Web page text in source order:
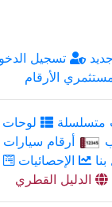
تسجيل
الأرقام
متسلسلة
لوحات
أرقام سيارات
الإحصائيات
الدليل القطري